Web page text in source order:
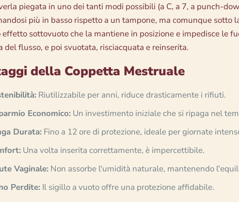
piegata in uno dei tanti modi possibili (a C, a 7, a punch-
più in basso rispetto a un tampone, ma comunque sotto
effetto sottovuoto che la mantiene in posizione e impedisce le
del flusso, e poi svuotata, risciacquata e reinserita.
della Coppetta Mestruale
Riutilizzabile per anni, riduce drasticamente i rifiuti.
Economico:Un investimento iniziale che si ripaga nel
Durata:Fino a 12 ore di protezione, ideale per giornate
Una volta inserita correttamente, è impercettibile.
Vaginale:Non assorbe l'umidità naturale, mantenendo
Perdite:Il sigillo a vuoto offre una protezione affidabile.